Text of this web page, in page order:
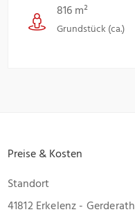
816 m²
Grundstück (ca.)
Preise & Kosten
Standort
41812 Erkelenz - Gerderath